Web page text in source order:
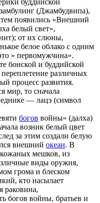
(Джамбудвипа),
появились «Внешний
белый свет»,
от их слюны,
белое облако с одним
» первомужчина».
бонской и буддийской
различных
процесс развития.
мир, то сначала
— лацэ (символ
богов войны» (далха)
возник белый цвет
за этим создали белую
внешний океан. В
кожаных мешков, из
виды оружия,
грома и блеском
кто насылает
богов войны, братьев и